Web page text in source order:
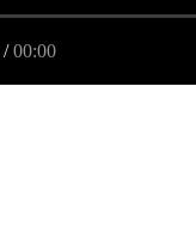
/ 00:00